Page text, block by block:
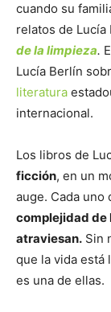
cuando su
relatos de Lucía
de la limpieza.
Lucía Berlín
literatura
internacional.
Los libros de
ficción, en un
auge. Cada uno
complejidad de
atraviesan. Sin
que la vida está
es una de ellas.